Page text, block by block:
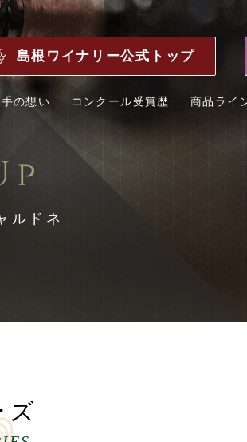
島根ワイナリー公式トップ
の想い コンクール受賞歴 商品ライ
ルドネ
ズ